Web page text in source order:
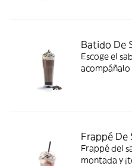
Batido De
Escoge el
acompáñalo
Frappé De
Frappé del
montada y